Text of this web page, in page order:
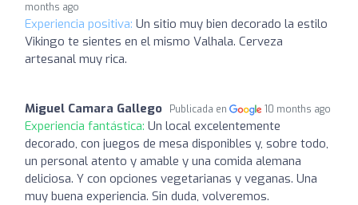
months ago
Experiencia positiva: Un sitio muy bien decorado la estilo
Vikingo te sientes en el mismo Valhala. Cerveza
artesanal muy rica.
Miguel Camara Gallego Publicada en 10 months ago
Experiencia fantástica: Un local excelentemente
decorado, con juegos de mesa disponibles y, sobre todo,
un personal atento y amable y una comida alemana
deliciosa. Y con opciones vegetarianas y veganas. Una
muy buena experiencia. Sin duda, volveremos.